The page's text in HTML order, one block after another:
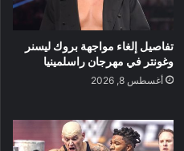
تفاصيل إلغاء مواجهة بروك ليسنر
وغونتر في مهرجان راسلمينيا
أغسطس 8, 2026